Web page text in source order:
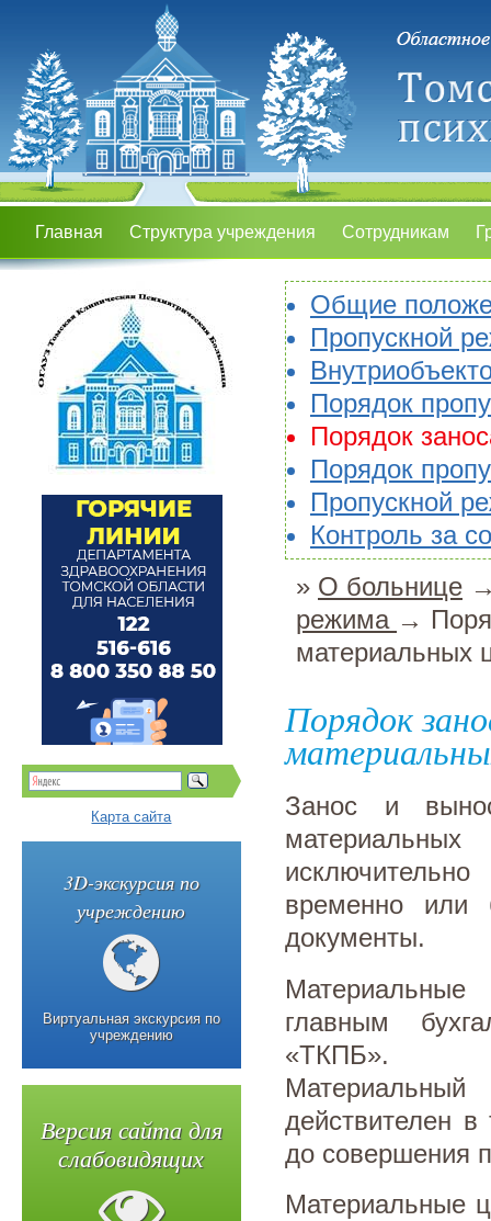
Главная Структура учреждения Сотрудникам
Общие
Пропускной
Порядок
Порядок
Порядок
Пропускной
Контроль за
» О больнице
режима →
материальных
Порядок
Занос и
временно или
документы.
главным
«ТКПБ».
действителен
до совершения
Материальные
Карта сайта
3D-экскурсия по
учреждению
Виртуальная экскурсия по
учреждению
Версия сайта для
слабовидящих